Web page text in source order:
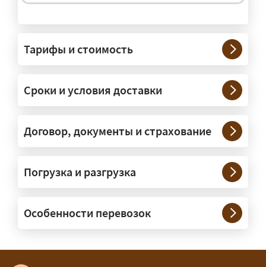
— На тралах и низкорамниках —
платформах, рассчитанных на
крупногабаритную технику и
конструкции. Транспорт подбираем
под конкретные размеры и вес груза.
сопровождение?
организуем. Потребность в машинах
прикрытия зависит от габаритов
груза и маршрута; это определяется
Тарифы и стоимость
Сроки и условия доставки
Договор, документы и страхование
Погрузка и разгрузка
Особенности перевозок